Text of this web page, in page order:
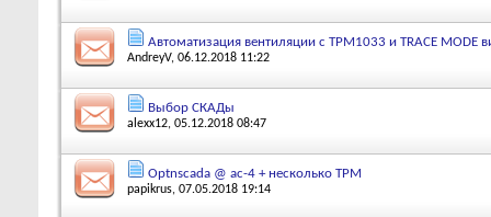
Автоматизация вентиляции с ТРМ1033 и TRACE MODE
AndreyV, 06.12.2018 11:22
Выбор СКАДы
alexx12, 05.12.2018 08:47
Optnscada @ ас-4 + несколько ТРМ
papikrus, 07.05.2018 19:14